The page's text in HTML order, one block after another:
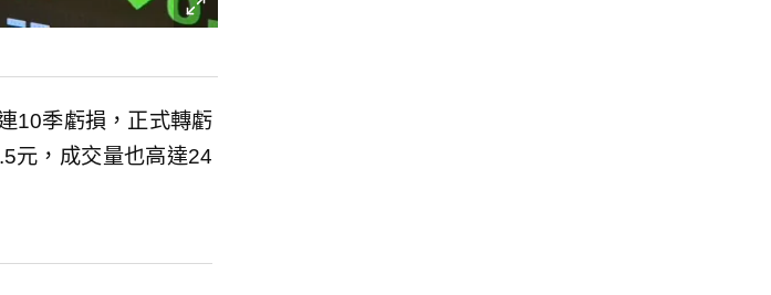
10季虧損，正式轉虧
元，成交量也高達24